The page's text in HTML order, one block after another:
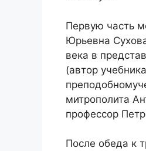
Первую часть
Юрьевна
века в
(автор
митрополита
профессор
После обеда к